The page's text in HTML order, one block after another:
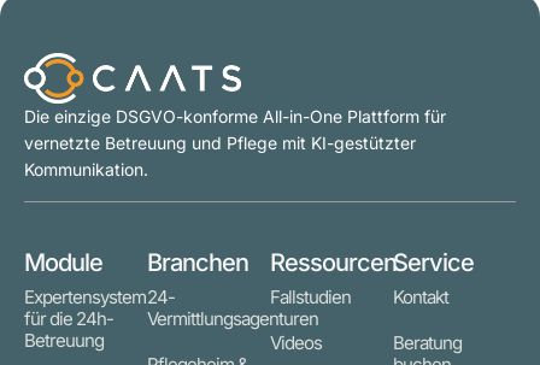
Die einzige DSGVO-konforme All-in-One Plattform für
vernetzte Betreuung und Pflege mit KI-gestützter
Kommunikation.
Module
Expertensystem
für die 24h-
Betreuung
Branchen
24-
Vermittlungsagenturen
Ressourcen
Fallstudien
Videos
Service
Kontakt
Beratung